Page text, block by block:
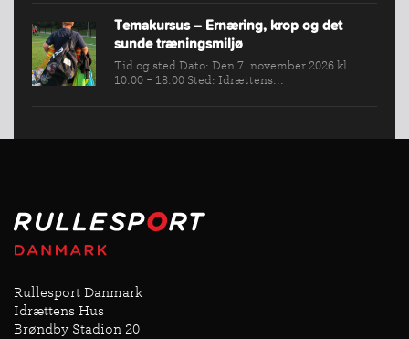
Temakursus – Ernæring, krop og det
sunde træningsmiljø
Tid og sted Dato: Den 7. november 2026 kl.
10.00 - 18.00 Sted: Idrættens...
Rullesport Danmark
Idrættens Hus
Brøndby Stadion 20